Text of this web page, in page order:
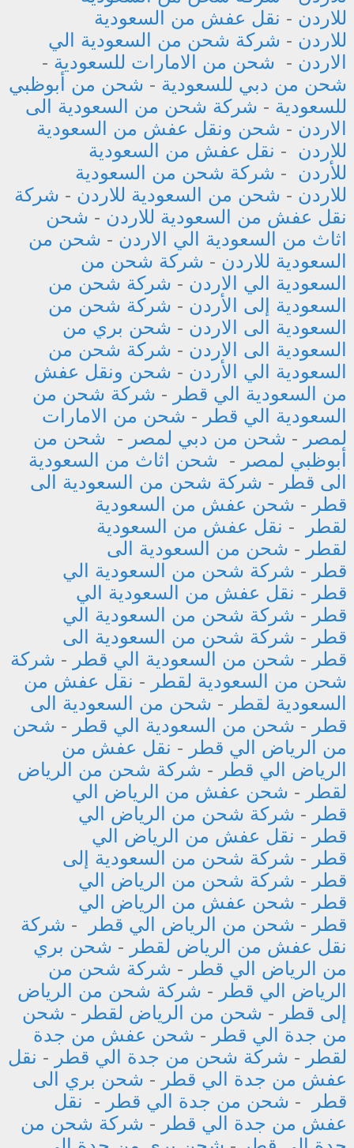
للاردن - نقل عفش من السعودية
للاردن - شركة شحن من السعودية الي
الاردن - شحن من الامارات للسعودية -
شحن من دبي للسعودية - شحن من أبوظبي
للسعودية - شركة شحن من السعودية الى
الاردن - شحن ونقل عفش من السعودية
للاردن - نقل عفش من السعودية
للأردن - شركة شحن من السعودية
للاردن - شحن من السعودية للاردن - شركة
نقل عفش من السعودية للاردن - شحن
اثاث من السعودية الي الاردن - شحن من
السعودية للاردن - شركة شحن من
السعودية الي الاردن - شركة شحن من
السعودية إلى الأردن - شركة شحن من
السعودية الى الاردن - شحن بري من
السعودية الى الاردن - شركة شحن من
السعودية الي الأردن - شحن ونقل عفش
من السعودية الي قطر - شركة شحن من
السعودية الي قطر - شحن من الامارات
لمصر - شحن من دبي لمصر - شحن من
أبوظبي لمصر - شحن اثاث من السعودية
الى قطر - شركة شحن من السعودية الى
قطر - شحن عفش من السعودية
لقطر
- نقل عفش من السعودية
لقطر - شحن من السعودية الى
قطر - شركة شحن من السعودية الي
قطر - نقل عفش من السعودية الي
قطر - شركة شحن من السعودية الي
قطر - شركة شحن من السعودية الى
قطر - شحن من السعودية الي قطر - شركة
شحن من السعودية لقطر - نقل عفش من
السعودية لقطر - شحن من السعودية الى
قطر - شحن من السعودية الي قطر - شحن
من الرياض الي قطر - نقل عفش من
الرياض الي قطر - شركة شحن من الرياض
لقطر - شحن عفش من الرياض الي
قطر - شركة شحن من الرياض الي
قطر - نقل عفش من الرياض الي
قطر - شركة شحن من السعودية إلى
قطر - شركة شحن من الرياض الي
قطر - شحن عفش من الرياض الي
قطر - شحن من الرياض الي قطر - شركة
نقل عفش من الرياض لقطر - شحن بري
من الرياض الي قطر - شركة شحن من
الرياض الي قطر - شركة شحن من الرياض
إلى قطر - شحن من الرياض لقطر - شحن
من جدة الي قطر - شحن عفش من جدة
لقطر - شركة شحن من جدة الي قطر - نقل
عفش من جدة الي قطر - شحن بري الى
قطر
- شحن من جدة الي قطر - نقل
عفش من جدة الي قطر - شركة شحن من